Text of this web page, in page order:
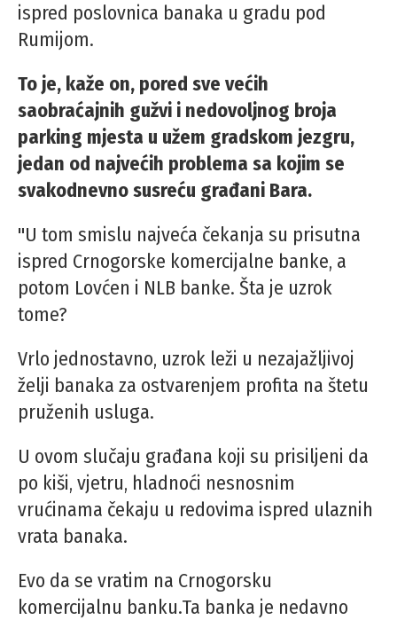
ispred poslovnica banaka u gradu pod
Rumijom.
To je, kaže on, pored sve većih
saobraćajnih gužvi i nedovoljnog broja
parking mjesta u užem gradskom jezgru,
jedan od najvećih problema sa kojim se
svakodnevno susreću građani Bara.
"U tom smislu najveća čekanja su prisutna
ispred Crnogorske komercijalne banke, a
potom Lovćen i NLB banke. Šta je uzrok
tome?
Vrlo jednostavno, uzrok leži u nezajažljivoj
želji banaka za ostvarenjem profita na štetu
pruženih usluga.
U ovom slučaju građana koji su prisiljeni da
po kiši, vjetru, hladnoći nesnosnim
vrućinama čekaju u redovima ispred ulaznih
vrata banaka.
Evo da se vratim na Crnogorsku
komercijalnu banku.Ta banka je nedavno